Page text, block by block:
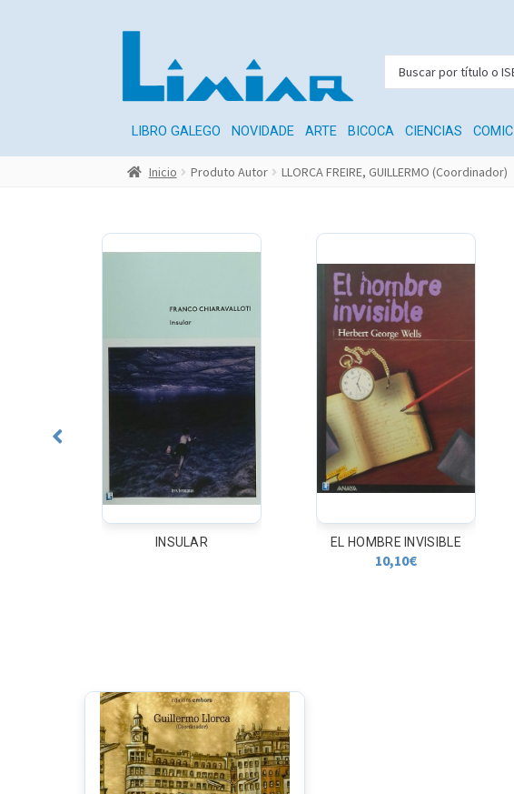
LIBRO GALEGO NOVIDADE ARTE BICOCA CIENCIAS COMIC
Inicio Produto Autor LLORCA FREIRE, GUILLERMO (Coordinador)
EL HOMBRE INVISIBLE AS MALAS MULLERES
19,00€